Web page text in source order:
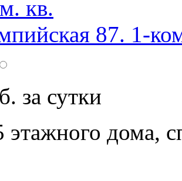
87. 1-
за сутки
этажного дома,